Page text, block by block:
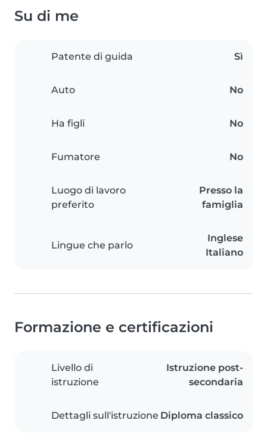
Su di me
Patente di guida Sì
Auto No
Ha figli No
Fumatore No
Luogo di lavoro
preferito
Presso la
famiglia
Lingue che parlo
Inglese
Italiano
Formazione e certificazioni
Livello di
istruzione
Istruzione post-
secondaria
Dettagli sull'istruzione Diploma classico